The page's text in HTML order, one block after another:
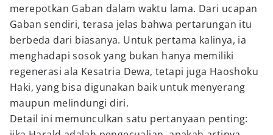
merepotkan Gaban dalam waktu lama. Dari ucapan
Gaban sendiri, terasa jelas bahwa pertarungan itu
berbeda dari biasanya. Untuk pertama kalinya, ia
menghadapi sosok yang bukan hanya memiliki
regenerasi ala Kesatria Dewa, tetapi juga Haoshoku
Haki, yang bisa digunakan baik untuk menyerang
maupun melindungi diri.
Detail ini memunculkan satu pertanyaan penting: